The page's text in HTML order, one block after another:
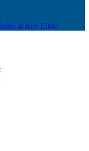
al Aire Libre